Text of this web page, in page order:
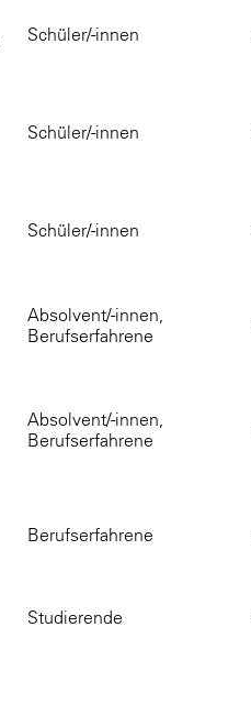
Schüler/-innen
Schüler/-innen
Schüler/-innen
Absolvent/-innen,
Berufserfahrene
Absolvent/-innen,
Berufserfahrene
Berufserfahrene
Studierende